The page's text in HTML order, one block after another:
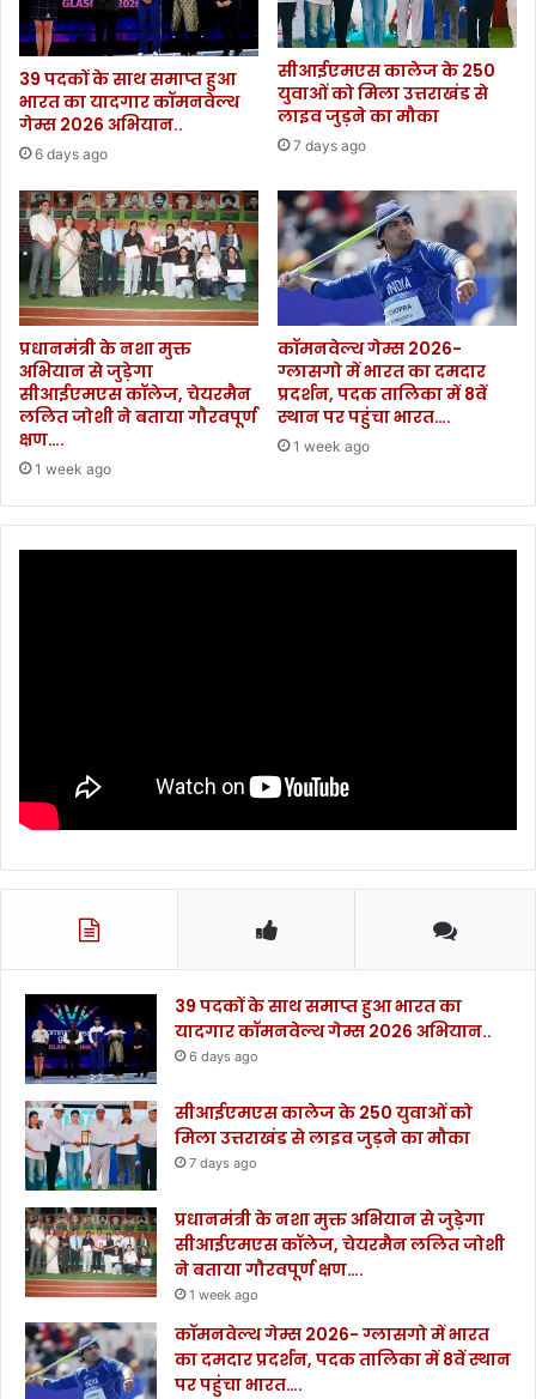
39 पदकों के साथ समाप्त हुआ
भारत का यादगार कॉमनवेल्थ
गेम्स 2026 अभियान..
6 days ago
सीआईएमएस कालेज के 250
युवाओं को मिला उत्तराखंड से
लाइव जुड़ने का मौका
7 days ago
प्रधानमंत्री के नशा मुक्त
अभियान से जुड़ेगा
सीआईएमएस कॉलेज, चेयरमैन
ललित जोशी ने बताया गौरवपूर्ण
क्षण….
1 week ago
कॉमनवेल्थ गेम्स 2026-
ग्लासगो में भारत का दमदार
प्रदर्शन, पदक तालिका में 8वें
स्थान पर पहुंचा भारत….
1 week ago
39 पदकों के साथ समाप्त हुआ भारत का
यादगार कॉमनवेल्थ गेम्स 2026 अभियान..
6 days ago
सीआईएमएस कालेज के 250 युवाओं को
मिला उत्तराखंड से लाइव जुड़ने का मौका
7 days ago
प्रधानमंत्री के नशा मुक्त अभियान से जुड़ेगा
सीआईएमएस कॉलेज, चेयरमैन ललित जोशी
ने बताया गौरवपूर्ण क्षण….
1 week ago
कॉमनवेल्थ गेम्स 2026- ग्लासगो में भारत
का दमदार प्रदर्शन, पदक तालिका में 8वें स्थान
पर पहुंचा भारत….